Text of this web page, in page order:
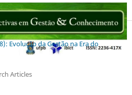
Evolução da Gestão na Era do
Articles